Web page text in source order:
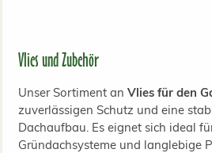
Vlies und Zubehör
Unser Sortiment an Vlies für den
zuverlässigen Schutz und eine
Dachaufbau. Es eignet sich ideal
Gründachsysteme und langlebige